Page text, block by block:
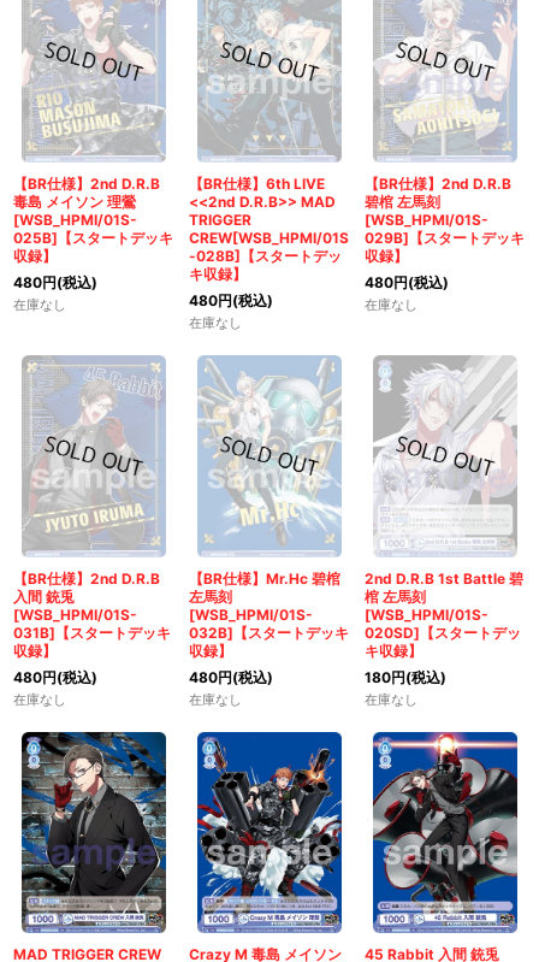
【BR仕様】2nd D.R.B
毒島 メイソン 理鶯
[WSB_HPMI/01S-
025B]【スタートデッキ
収録】
480円(税込)
在庫なし
【BR仕様】6th LIVE
<<2nd D.R.B>> MAD
TRIGGER
CREW[WSB_HPMI/01S
-028B]【スタートデッ
キ収録】
480円(税込)
在庫なし
【BR仕様】2nd D.R.B
碧棺 左馬刻
[WSB_HPMI/01S-
029B]【スタートデッキ
収録】
480円(税込)
在庫なし
【BR仕様】2nd D.R.B
入間 銃兎
[WSB_HPMI/01S-
031B]【スタートデッキ
収録】
480円(税込)
在庫なし
【BR仕様】Mr.Hc 碧棺
左馬刻
[WSB_HPMI/01S-
032B]【スタートデッキ
収録】
480円(税込)
在庫なし
2nd D.R.B 1st Battle 碧
棺 左馬刻
[WSB_HPMI/01S-
020SD]【スタートデッ
キ収録】
180円(税込)
在庫なし
MAD TRIGGER CREW Crazy M 毒島 メイソン 45 Rabbit 入間 銃兎